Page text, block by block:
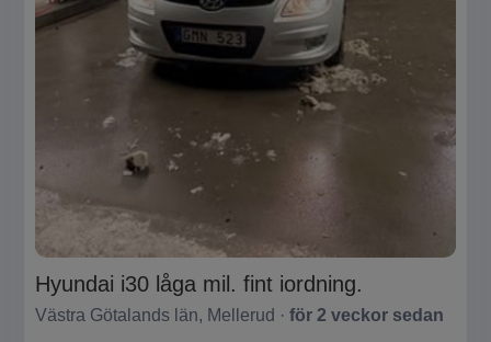
Hyundai i30 låga mil. fint iordning.
Västra Götalands län, Mellerud · för 2 veckor sedan